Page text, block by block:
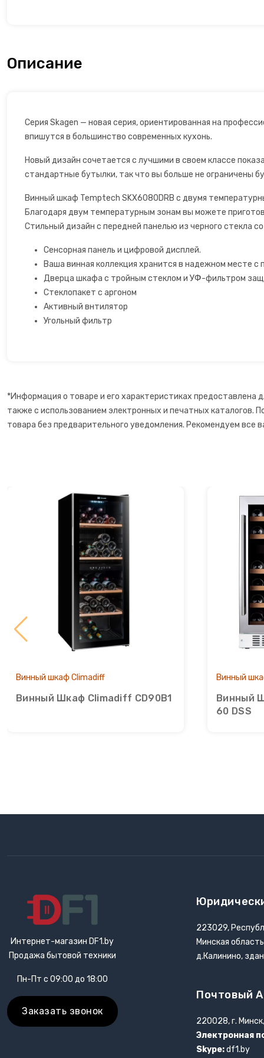
Описание
Серия Skagen — новая серия, ориентированная на
впишутся в большинство современных кухонь.
Новый дизайн сочетается с лучшими в своем классе
стандартные бутылки, так что вы больше не ограничены
Винный шкаф Temptech SKX6080DRB с двумя
Благодаря двум температурным зонам вы можете
Стильный дизайн с передней панелью из черного стекла
Сенсорная панель и цифровой дисплей.
Ваша винная коллекция хранится в надежном месте
Дверца шкафа с тройным стеклом и УФ-фильтром
Стеклопакет с аргоном
Активный внтилятор
Угольный фильтр
*Информация о товаре и его характеристиках предоставлена
также с использованием электронных и печатных каталогов.
товара без предварительного уведомления. Рекомендуем
Винный шкаф Climadiff
Винный Шкаф Climadiff CD90B1
Винный
Винный
60 DSS
Интернет-магазин DF1.by
Продажа бытовой техники
Пн-Пт с 09:00 до 18:00
Заказать звонок
223029,
Минская
д.Калинино,
Почтовый
220028, г.
Электронная
Skype:df1.by
Плитки
Пончик-мейкеры
Пуровер
Раклетницы
Рисоварки, пароварки
Сахарная вата
Су-вид
Сушилки для фруктов
Точилки для ножей электрические
Чайный автомат
Электрогриль